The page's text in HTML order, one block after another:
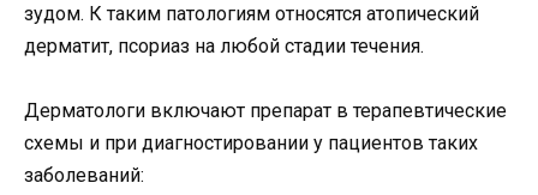
зудом. К таким патологиям относятся атопический
дерматит, псориаз на любой стадии течения.
Дерматологи включают препарат в терапевтические
схемы и при диагностировании у пациентов таких
заболеваний: